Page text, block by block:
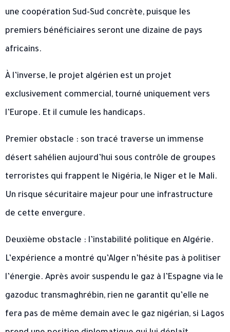
une coopération Sud-Sud concrète, puisque les
premiers bénéficiaires seront une dizaine de pays
africains.
À l’inverse, le projet algérien est un projet
exclusivement commercial, tourné uniquement vers
l’Europe. Et il cumule les handicaps.
Premier obstacle : son tracé traverse un immense
désert sahélien aujourd’hui sous contrôle de groupes
terroristes qui frappent le Nigéria, le Niger et le Mali.
Un risque sécuritaire majeur pour une infrastructure
de cette envergure.
Deuxième obstacle : l’instabilité politique en Algérie.
L’expérience a montré qu’Alger n’hésite pas à politiser
l’énergie. Après avoir suspendu le gaz à l’Espagne via le
gazoduc transmaghrébin, rien ne garantit qu’elle ne
fera pas de même demain avec le gaz nigérian, si Lagos